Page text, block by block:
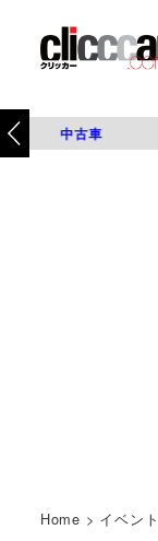
中古車
Home > イベント